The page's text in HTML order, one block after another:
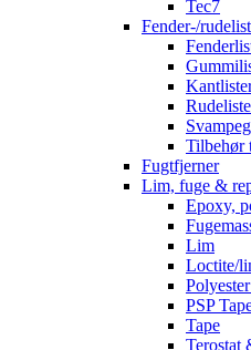
Tec7
Fender-/
Tilbehør
Fugtfjerner
Lim, fuge &
Epoxy,
Lim
Loctite/
PSP
Tape
Terostat